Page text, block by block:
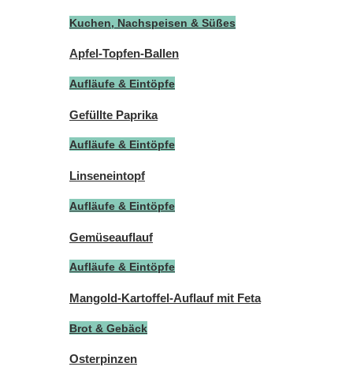
Kuchen, Nachspeisen & Süßes
Apfel-Topfen-Ballen
Aufläufe & Eintöpfe
Gefüllte Paprika
Aufläufe & Eintöpfe
Linseneintopf
Aufläufe & Eintöpfe
Gemüseauflauf
Aufläufe & Eintöpfe
Mangold-Kartoffel-Auflauf mit Feta
Brot & Gebäck
Osterpinzen